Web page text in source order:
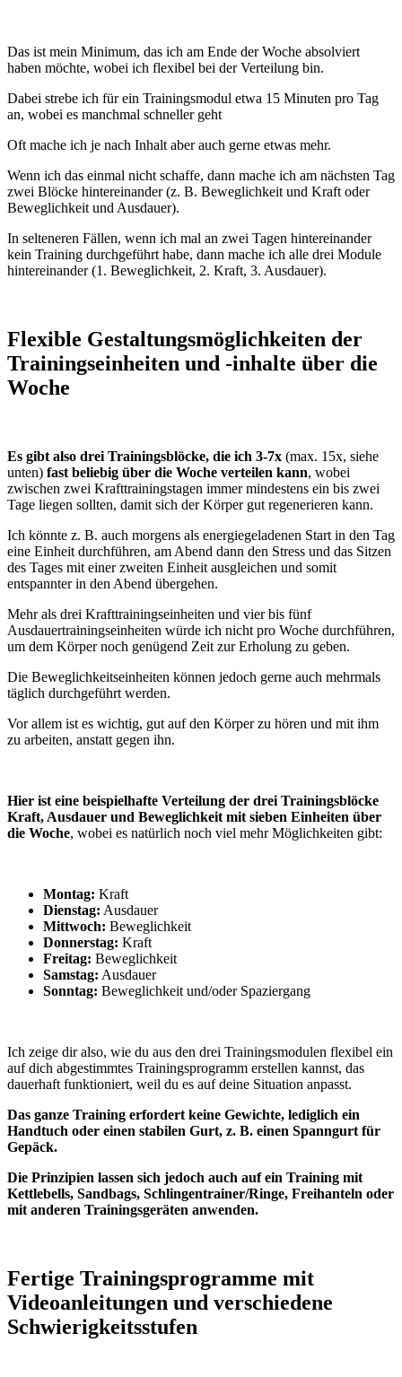
Das ist mein Minimum, das ich am Ende der Woche absolviert
haben möchte, wobei ich flexibel bei der Verteilung bin.
Dabei strebe ich für ein Trainingsmodul etwa 15 Minuten pro Tag
an, wobei es manchmal schneller geht
Oft mache ich je nach Inhalt aber auch gerne etwas mehr.
Wenn ich das einmal nicht schaffe, dann mache ich am nächsten Tag
zwei Blöcke hintereinander (z. B. Beweglichkeit und Kraft oder
Beweglichkeit und Ausdauer).
In selteneren Fällen, wenn ich mal an zwei Tagen hintereinander
kein Training durchgeführt habe, dann mache ich alle drei Module
hintereinander (1. Beweglichkeit, 2. Kraft, 3. Ausdauer).
Flexible Gestaltungsmöglichkeiten der
Trainingseinheiten und -inhalte über die
Woche
Es gibt also drei Trainingsblöcke, die ich 3-7x (max. 15x, siehe
unten) fast beliebig über die Woche verteilen kann, wobei
zwischen zwei Krafttrainingstagen immer mindestens ein bis zwei
Tage liegen sollten, damit sich der Körper gut regenerieren kann.
Ich könnte z. B. auch morgens als energiegeladenen Start in den Tag
eine Einheit durchführen, am Abend dann den Stress und das Sitzen
des Tages mit einer zweiten Einheit ausgleichen und somit
entspannter in den Abend übergehen.
Mehr als drei Krafttrainingseinheiten und vier bis fünf
Ausdauertrainingseinheiten würde ich nicht pro Woche durchführen,
um dem Körper noch genügend Zeit zur Erholung zu geben.
Die Beweglichkeitseinheiten können jedoch gerne auch mehrmals
täglich durchgeführt werden.
Vor allem ist es wichtig, gut auf den Körper zu hören und mit ihm
zu arbeiten, anstatt gegen ihn.
Hier ist eine beispielhafte Verteilung der drei Trainingsblöcke
Kraft, Ausdauer und Beweglichkeit mit sieben Einheiten über
die Woche, wobei es natürlich noch viel mehr Möglichkeiten gibt:
Montag: Kraft
Dienstag: Ausdauer
Mittwoch: Beweglichkeit
Donnerstag: Kraft
Freitag: Beweglichkeit
Samstag: Ausdauer
Sonntag: Beweglichkeit und/oder Spaziergang
Ich zeige dir also, wie du aus den drei Trainingsmodulen flexibel ein
auf dich abgestimmtes Trainingsprogramm erstellen kannst, das
dauerhaft funktioniert, weil du es auf deine Situation anpasst.
Das ganze Training erfordert keine Gewichte, lediglich ein
Handtuch oder einen stabilen Gurt, z. B. einen Spanngurt für
Gepäck.
Die Prinzipien lassen sich jedoch auch auf ein Training mit
Kettlebells, Sandbags, Schlingentrainer/Ringe, Freihanteln oder
mit anderen Trainingsgeräten anwenden.
Fertige Trainingsprogramme mit
Videoanleitungen und verschiedene
Schwierigkeitsstufen